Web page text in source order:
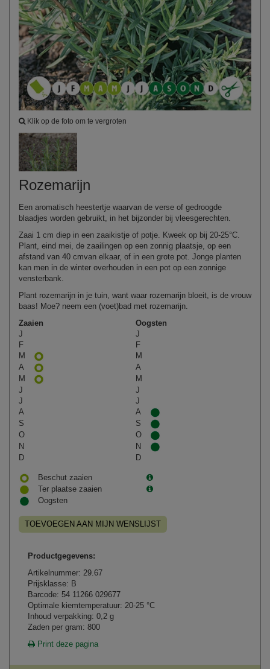
Klik op de foto om te vergroten
Rozemarijn
Een aromatisch heestertje waarvan de verse of gedroogde
blaadjes worden gebruikt, in het bijzonder bij vleesgerechten.
Zaai 1 cm diep in een zaaikistje of potje. Kweek op bij 20‑25°C.
Plant, eind mei, de zaailingen op een zonnig plaatsje, op een
afstand van 40 cmvan elkaar, of in een grote pot. Jonge planten
kan men in de winter overhouden in een pot op een zonnige
vensterbank.
Plant rozemarijn in je tuin, want waar rozemarijn bloeit, is de vrouw
baas! Moe? neem een (voet)bad met rozemarijn.
Zaaien
Oogsten
J
J
F
F
M
M
A
A
M
M
J
J
J
J
A
A
S
S
O
O
N
N
D
D
Beschut zaaien
Ter plaatse zaaien
Oogsten
TOEVOEGEN AAN MIJN WENSLIJST
Productgegevens:
Artikelnummer: 29.67
Prijsklasse: B
Barcode: 54 11266 029677
Optimale kiemtemperatuur: 20-25 °C
Inhoud verpakking: 0,2 g
Zaden per gram: 800
Print deze pagina